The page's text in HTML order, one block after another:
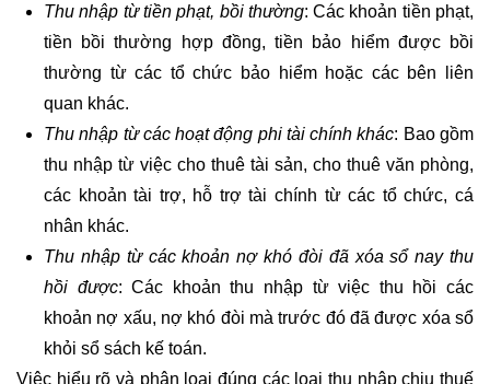
Thu nhập từ tiền phạt, bồi thường: Các khoản tiền phạt,
tiền bồi thường hợp đồng, tiền bảo hiểm được bồi
thường từ các tổ chức bảo hiểm hoặc các bên liên
quan khác.
Thu nhập từ các hoạt động phi tài chính khác: Bao gồm
thu nhập từ việc cho thuê tài sản, cho thuê văn phòng,
các khoản tài trợ, hỗ trợ tài chính từ các tổ chức, cá
nhân khác.
Thu nhập từ các khoản nợ khó đòi đã xóa sổ nay thu
hồi được: Các khoản thu nhập từ việc thu hồi các
khoản nợ xấu, nợ khó đòi mà trước đó đã được xóa sổ
khỏi sổ sách kế toán.
Việc hiểu rõ và phân loại đúng các loại thu nhập chịu thuế